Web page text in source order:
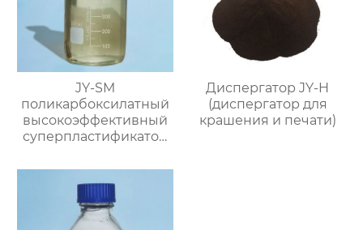
JY-SM
поликарбоксилатный
высокоэффективный
суперпластификатор
вещества ≥50%)
Диспергатор JY-H
(диспергатор для
крашения и печати)